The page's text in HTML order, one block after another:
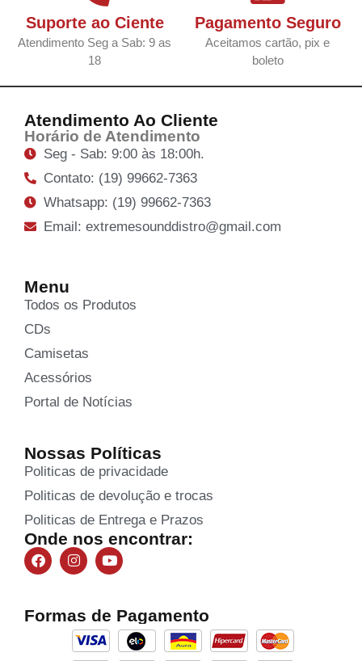
Suporte ao Ciente
Atendimento Seg a Sab: 9 as
18
Pagamento Seguro
Aceitamos cartão, pix e
boleto
Atendimento Ao Cliente
Horário de Atendimento
Seg - Sab: 9:00 às 18:00h.
Contato: (19) 99662-7363
Whatsapp: (19) 99662-7363
Email: extremesounddistro@gmail.com
Menu
Todos os Produtos
CDs
Camisetas
Acessórios
Portal de Notícias
Nossas Políticas
Politicas de privacidade
Politicas de devolução e trocas
Politicas de Entrega e Prazos
Onde nos encontrar:
Formas de Pagamento